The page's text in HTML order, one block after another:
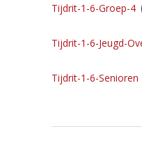
Tijdrit-1-6-Groep-4
Tijdrit-1-6-Jeugd-
Tijdrit-1-6-Senioren